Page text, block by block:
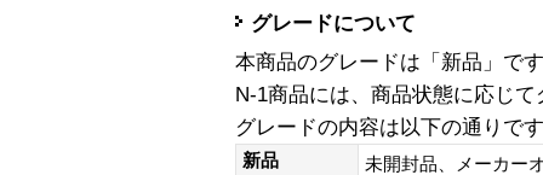
グレードについて
本商品のグレードは「新品」です
N-1商品には、商品状態に応じ
グレードの内容は以下の通りで
新品
未開封品、メーカー